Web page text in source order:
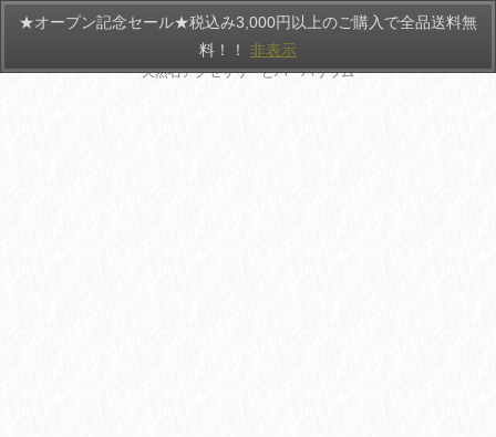
HANATEMARI
天然石アクセサリーとハーバリウム
★オープン記念セール★税込み3,000円以上のご購入で全品送料無
料！！ 非表示